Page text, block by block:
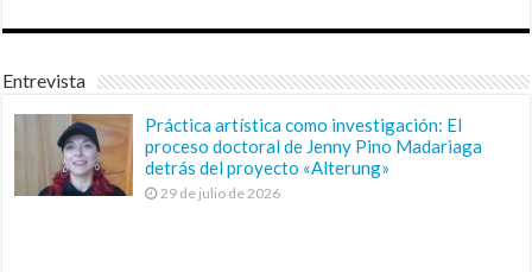
Entrevista
Práctica artística como investigación: El
proceso doctoral de Jenny Pino Madariaga
detrás del proyecto «Alterung»
29 de julio de 2026